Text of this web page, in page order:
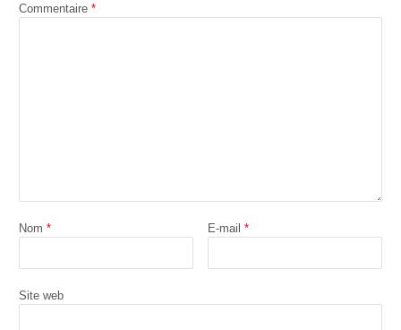
Commentaire *
Nom * E-mail*
Site web